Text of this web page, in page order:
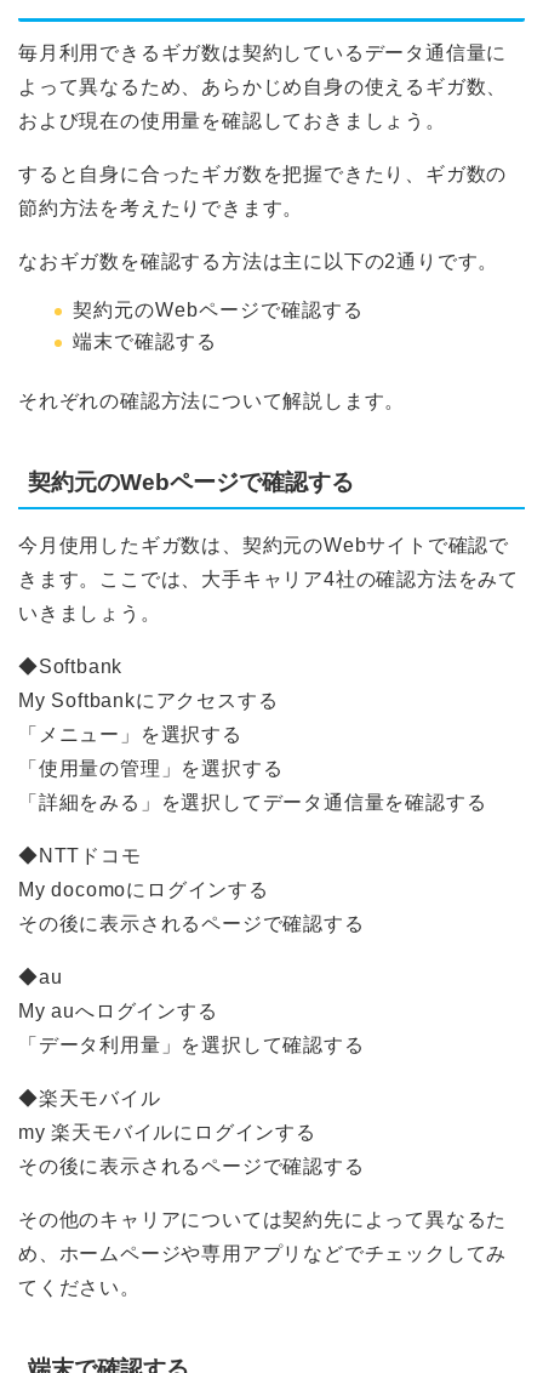
毎月利用できるギガ数は契約しているデータ通信量に
よって異なるため、あらかじめ自身の使えるギガ数、
および現在の使用量を確認しておきましょう。
すると自身に合ったギガ数を把握できたり、ギガ数の
節約方法を考えたりできます。
なおギガ数を確認する方法は主に以下の2通りです。
契約元のWebページで確認する
端末で確認する
それぞれの確認方法について解説します。
契約元のWebページで確認する
今月使用したギガ数は、契約元のWebサイトで確認で
きます。ここでは、大手キャリア4社の確認方法をみて
いきましょう。
◆Softbank
My Softbankにアクセスする
「メニュー」を選択する
「使用量の管理」を選択する
「詳細をみる」を選択してデータ通信量を確認する
◆NTTドコモ
My docomoにログインする
その後に表示されるページで確認する
◆au
My auへログインする
「データ利用量」を選択して確認する
◆楽天モバイル
my 楽天モバイルにログインする
その後に表示されるページで確認する
その他のキャリアについては契約先によって異なるた
め、ホームページや専用アプリなどでチェックしてみ
てください。